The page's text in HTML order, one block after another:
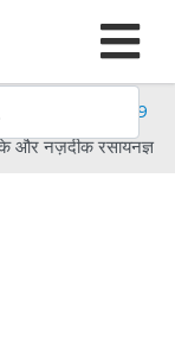
Srote - 2019
और नज़दीक रसायनज्ञ